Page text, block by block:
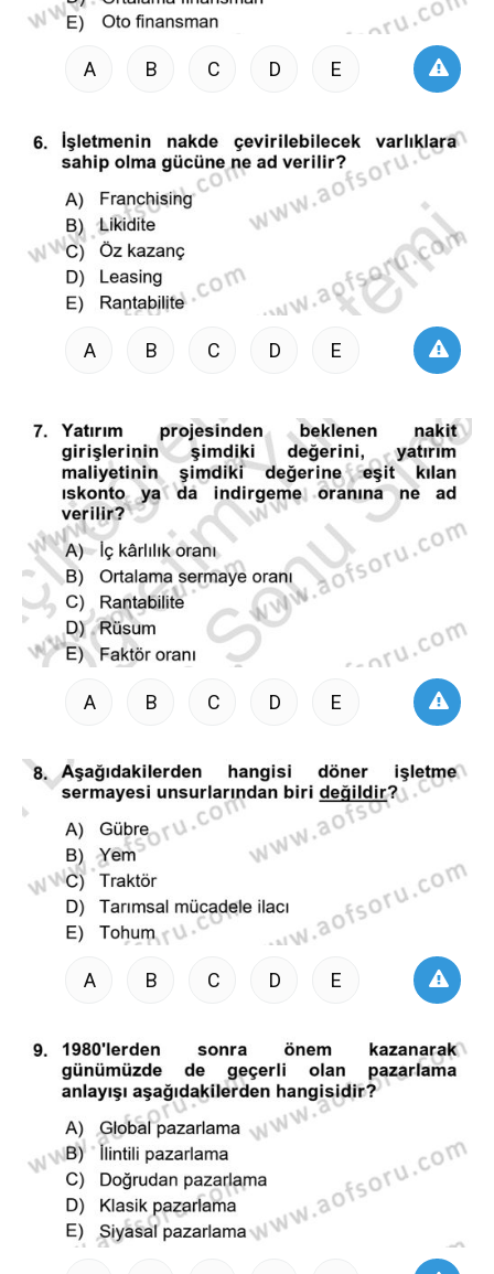
A B C D E
A B C D E
A B C D E
A B C D E